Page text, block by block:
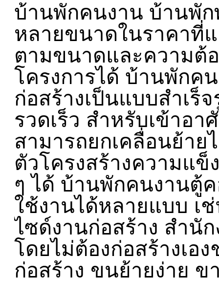
บ้านพักคนงาน บ้านพั
หลายขนาดในราคาที่
ตามขนาดและความต้
โครงการได้ บ้านพักค
ก่อสร้างเป็นแบบสำเร็
รวดเร็ว สำหรับเข้าอ
สามารถยกเคลื่อนย้า
ตัวโครงสร้างความแข็
ๆ ได้ บ้านพักคนงานตู้
ใช้งานได้หลายแบบ เ
ไซด์งานก่อสร้าง สำนั
โดยไม่ต้องก่อสร้างเอ
ก่อสร้าง ขนย้ายง่าย ข